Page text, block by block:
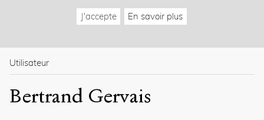
La
revue
J'accepte En savoir plus
Utilisateur
Bertrand Gervais